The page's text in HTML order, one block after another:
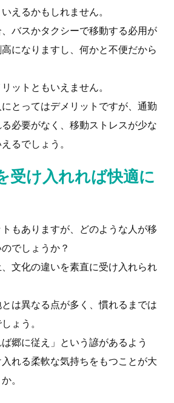
えるかもしれません。
バスかタクシーで移動する必用が
になりますし、何かと不便だから
ットともいえません。
とってはデメリットですが、通勤
必要がなく、移動ストレスが少な
るでしょう。
受け入れれば快適に
もありますが、どのような人が移
でしょうか？
文化の違いを素直に受け入れられ
は異なる点が多く、慣れるまでは
ょう。
郷に従え」という諺があるよう
れる柔軟な気持ちをもつことが大
。